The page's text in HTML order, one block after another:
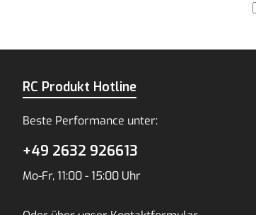
RC Produkt Hotline
Beste Performance unter:
+49 2632 926613
Mo-Fr, 11:00 - 15:00 Uhr